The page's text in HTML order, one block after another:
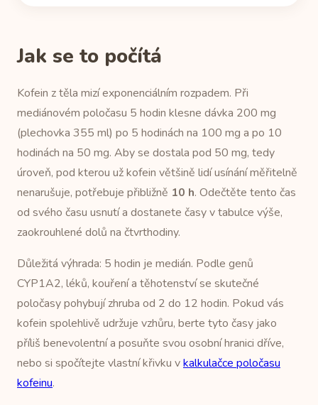
Jak se to počítá
Kofein z těla mizí exponenciálním rozpadem. Při
mediánovém poločasu 5 hodin klesne dávka 200 mg
(plechovka 355 ml) po 5 hodinách na 100 mg a po 10
hodinách na 50 mg. Aby se dostala pod 50 mg, tedy
úroveň, pod kterou už kofein většině lidí usínání měřitelně
nenarušuje, potřebuje přibližně 10 h. Odečtěte tento čas
od svého času usnutí a dostanete časy v tabulce výše,
zaokrouhlené dolů na čtvrthodiny.
Důležitá výhrada: 5 hodin je medián. Podle genů
CYP1A2, léků, kouření a těhotenství se skutečné
poločasy pohybují zhruba od 2 do 12 hodin. Pokud vás
kofein spolehlivě udržuje vzhůru, berte tyto časy jako
příliš benevolentní a posuňte svou osobní hranici dříve,
nebo si spočítejte vlastní křivku vkalkulačce poločasu
kofeinu.